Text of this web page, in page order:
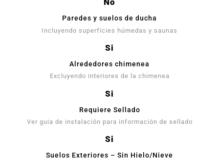
No
Paredes y suelos de ducha
Incluyendo superfícies húmedas y saunas
Si
Alrededores chimenea
Excluyendo interiores de la chimenea
Si
Requiere Sellado
Ver guia de instalación para información de sellado
Si
Suelos Exteriores – Sin Hielo/Nieve